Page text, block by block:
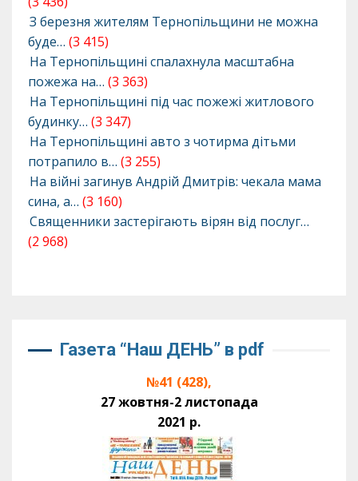
З березня жителям Тернопільщини не можна
буде… (3 415)
На Тернопільщині спалахнула масштабна
пожежа на… (3 363)
На Тернопільщині під час пожежі житлового
будинку… (3 347)
На Тернопільщині авто з чотирма дітьми
потрапило в… (3 255)
На війні загинув Андрій Дмитрів: чекала мама
сина, а… (3 160)
Священники застерігають вірян від послуг…
(2 968)
Газета “Наш ДЕНЬ” в pdf
№41 (428),
27 жовтня-2 листопада
2021 р.